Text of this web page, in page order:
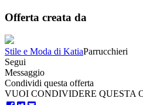
Offerta creata da
Stile e Moda di KatiaParrucchieri
Segui
Messaggio
Condividi questa offerta
VUOI CONDIVIDERE QUESTA